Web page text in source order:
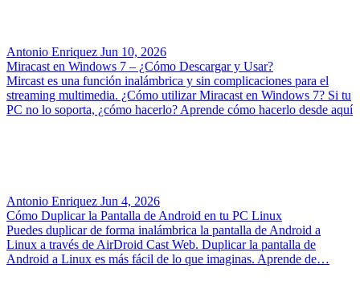
Antonio Enriquez Jun 10, 2026
Miracast en Windows 7 – ¿Cómo Descargar y Usar?
Mircast es una función inalámbrica y sin complicaciones para el
streaming multimedia. ¿Cómo utilizar Miracast en Windows 7? Si tu
PC no lo soporta, ¿cómo hacerlo? Aprende cómo hacerlo desde aquí
Antonio Enriquez Jun 4, 2026
Cómo Duplicar la Pantalla de Android en tu PC Linux
Puedes duplicar de forma inalámbrica la pantalla de Android a
Linux a través de AirDroid Cast Web. Duplicar la pantalla de
Android a Linux es más fácil de lo que imaginas. Aprende de…